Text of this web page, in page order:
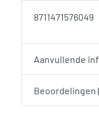
8711471576049
Aanvullende
Beoordelingen